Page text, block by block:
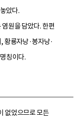
았다.
원을 담았다. 한편
황룡자낭·봉자낭·
칭이다.
없었으므로 모든